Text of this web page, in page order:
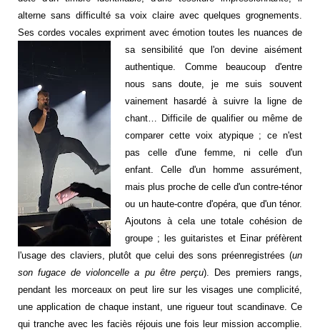
alterne sans difficulté sa voix claire avec quelques grognements.
Ses cordes vocales expriment avec émotion toutes les nuances de
sa sensibilité que l'on devine aisément
authentique. Comme beaucoup d'entre
nous sans doute, je me suis souvent
vainement hasardé à suivre la ligne de
chant… Difficile de qualifier ou même de
comparer cette voix atypique ; ce n'est
pas celle d'une femme, ni celle d'un
enfant. Celle d'un homme assurément,
mais plus proche de celle d'un contre-ténor
ou un haute-contre d'opéra, que d'un ténor.
Ajoutons à cela une totale cohésion de
groupe ; les guitaristes et Einar préfèrent
l'usage des claviers, plutôt que celui des sons préenregistrées (un
son fugace de violoncelle a pu être perçu). Des premiers rangs,
pendant les morceaux on peut lire sur les visages une complicité,
une application de chaque instant, une rigueur tout scandinave. Ce
qui tranche avec les faciès réjouis une fois leur mission accomplie.